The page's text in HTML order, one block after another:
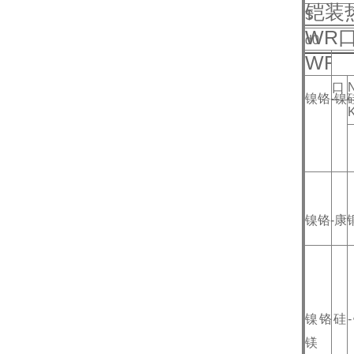
S
d0
镍铬-镍
镍铬-康
镍铬硅
镁
铠装
WR
WR
口